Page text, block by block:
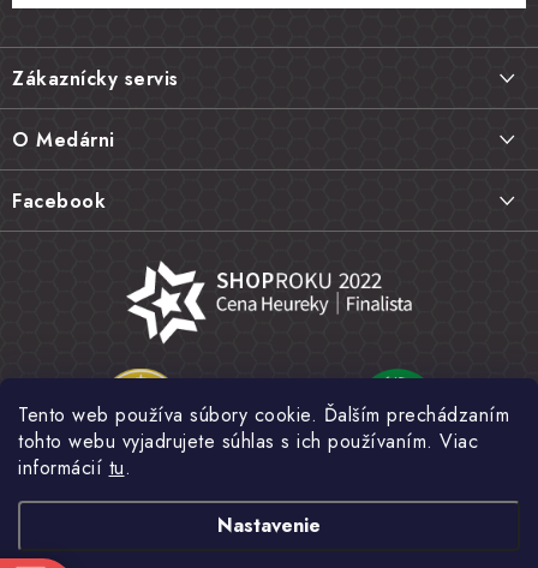
Tento web používa súbory cookie. Ďalším prechádzaním
tohto webu vyjadrujete súhlas s ich používaním. Viac
informácií tu.
Nastavenie
Z
á
p
ä
e
Zákaznícky servis
Vrátenie tovaru, výmena a reklamácie
Najčastejšie otázky FAQ
Hodnotenie obchodu
Obchodné podmienky
Ochrana osobných údajov
O Medárni
Náš príbeh
Kamenná predajňa
Fotogaléria
Novinky
Facebook